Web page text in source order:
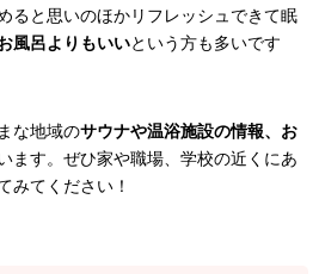
ると思いのほかリフレッシュできて眠
風呂よりもいいという方も多いです
な地域のサウナや温浴施設の情報、お
ます。ぜひ家や職場、学校の近くにあ
みてください！